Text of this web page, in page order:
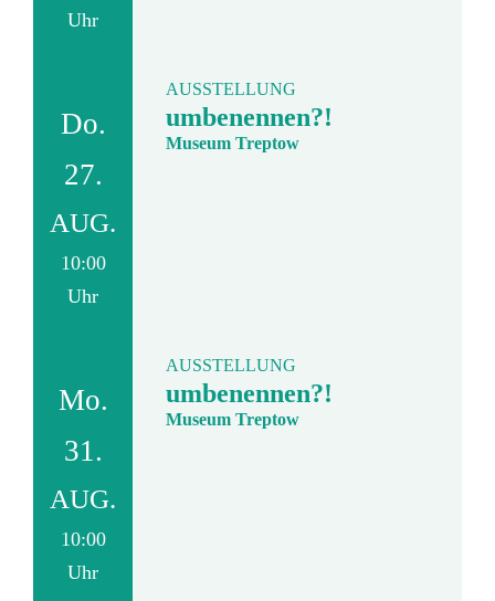
Uhr
Do.
27.
AUG.
10:00
Uhr
AUSSTELLUNG
umbenennen?!
Museum Treptow
Mo.
31.
AUG.
10:00
Uhr
AUSSTELLUNG
umbenennen?!
Museum Treptow